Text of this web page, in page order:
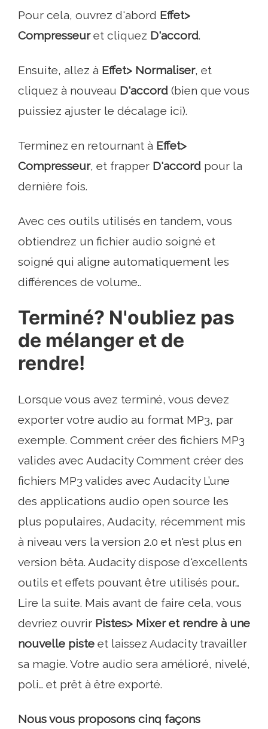
Pour cela, ouvrez d'abord Effet>
Compresseuret cliquez D'accord.
Ensuite, allez à Effet> Normaliser, et
cliquez à nouveau D'accord (bien que vous
puissiez ajuster le décalage ici).
Terminez en retournant à Effet>
Compresseur, et frapper D'accord pour la
dernière fois.
Avec ces outils utilisés en tandem, vous
obtiendrez un fichier audio soigné et
soigné qui aligne automatiquement les
différences de volume..
Terminé? N'oubliez pas
de mélanger et de
rendre!
Lorsque vous avez terminé, vous devez
exporter votre audio au format MP3, par
exemple. Comment créer des fichiers MP3
valides avec Audacity Comment créer des
fichiers MP3 valides avec Audacity L’une
des applications audio open source les
plus populaires, Audacity, récemment mis
à niveau vers la version 2.0 et n'est plus en
version bêta. Audacity dispose d'excellents
outils et effets pouvant être utilisés pour…
Lire la suite. Mais avant de faire cela, vous
devriez ouvrir Pistes> Mixer et rendre à une
nouvelle piste et laissez Audacity travailler
sa magie. Votre audio sera amélioré, nivelé,
poli… et prêt à être exporté.
Nous vous proposons cinq façons